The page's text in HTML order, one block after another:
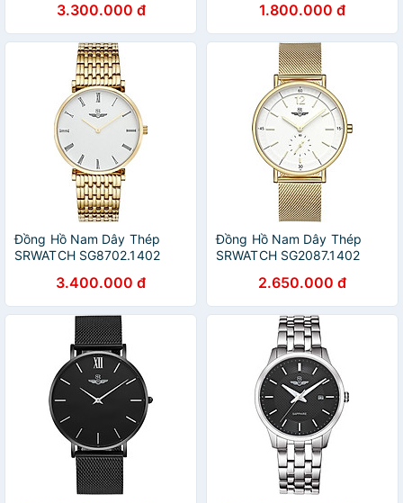
3.300.000 đ 1.800.000 đ
Đồng Hồ Nam Dây Thép
SRWATCH SG8702.1402
3.400.000 đ
Đồng Hồ Nam Dây Thép
SRWATCH SG2087.1402
2.650.000 đ